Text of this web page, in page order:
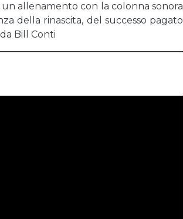
allenamento con la colonna sonora
della rinascita, del successo pagato
Bill Conti